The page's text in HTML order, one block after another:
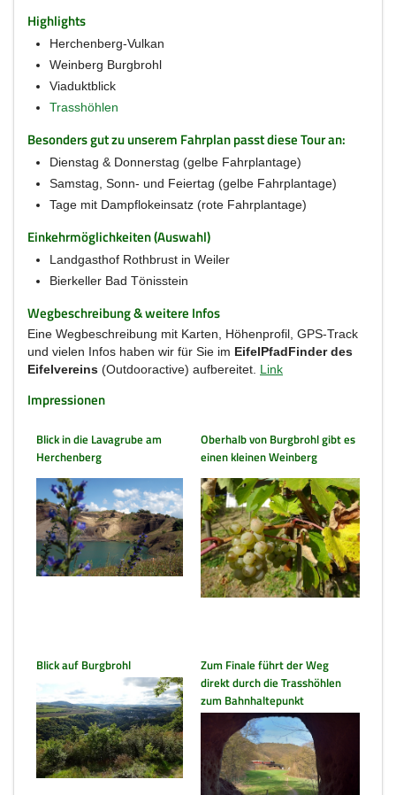
Highlights
Herchenberg-Vulkan
Weinberg Burgbrohl
Viaduktblick
Trasshöhlen
Besonders gut zu unserem Fahrplan passt diese Tour an:
Dienstag & Donnerstag (gelbe Fahrplantage)
Samstag, Sonn- und Feiertag (gelbe Fahrplantage)
Tage mit Dampflokeinsatz (rote Fahrplantage)
Einkehrmöglichkeiten (Auswahl)
Landgasthof Rothbrust in Weiler
Bierkeller Bad Tönisstein
Wegbeschreibung & weitere Infos
Eine Wegbeschreibung mit Karten, Höhenprofil, GPS-Track
und vielen Infos haben wir für Sie im EifelPfadFinder des
Eifelvereins (Outdooractive) aufbereitet. Link
Impressionen
Blick in die Lavagrube am
Herchenberg
Oberhalb von Burgbrohl gibt es
einen kleinen Weinberg
Blick auf Burgbrohl
Zum Finale führt der Weg
direkt durch die Trasshöhlen
zum Bahnhaltepunkt